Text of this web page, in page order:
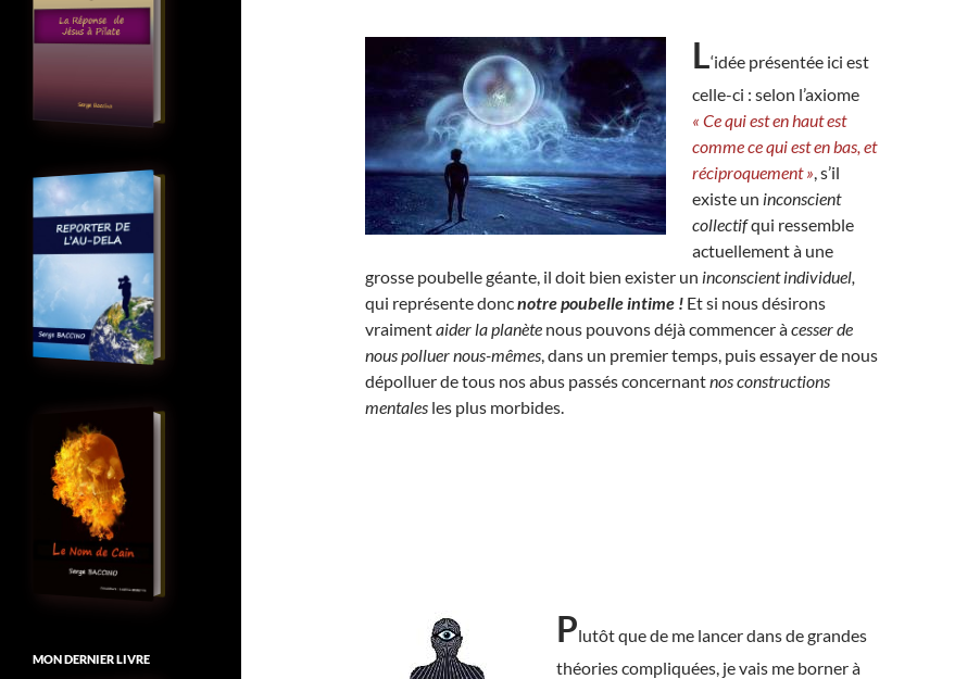
L‘idée présentée ici est
celle-ci : selon l’axiome
« Ce qui est en haut est
comme ce qui est en bas, et
réciproquement », s’il
existe un inconscient
collectifqui ressemble
actuellement à une
grosse poubelle géante, il doit bien exister un inconscient individuel,
qui représente doncnotre poubelle intime ! Et si nous désirons
vraimentaider la planète nous pouvons déjà commencer àcesser de
nous polluer nous-mêmes, dans un premier temps, puis essayer de nous
dépolluer de tous nos abus passés concernantnos constructions
mentales les plus morbides.
Plutôt que de me lancer dans de grandes
théories compliquées, je vais me borner à
MON DERNIER LIVRE